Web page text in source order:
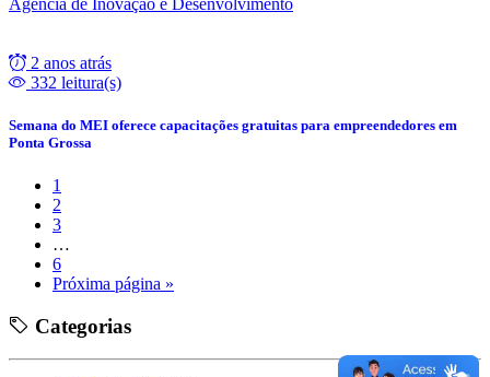
2 anos atrás
332 leitura(s)
Semana do MEI oferece capacitações gratuitas para empreendedores em
Ponta Grossa
1
2
3
…
6
Próxima página »
Categorias